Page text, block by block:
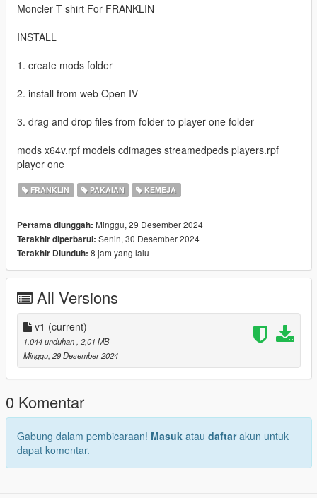
Moncler T shirt For FRANKLIN
INSTALL
1. create mods folder
2. install from web Open IV
3. drag and drop files from folder to player one folder
mods x64v.rpf models cdimages streamedpeds players.rpf
player one
FRANKLIN PAKAIAN KEMEJA
Pertama diunggah: Minggu, 29 Desember 2024
Terakhir diperbarui: Senin, 30 Desember 2024
Terakhir Diunduh: 8 jam yang lalu
All Versions
v1 (current)
1.044 unduhan , 2,01 MB
Minggu, 29 Desember 2024
0 Komentar
Gabung dalam pembicaraan! Masuk atau daftarakun untuk
dapat komentar.